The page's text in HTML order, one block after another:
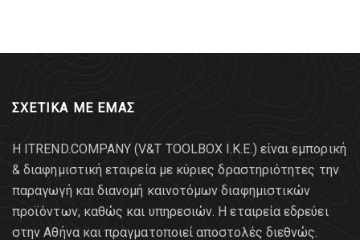
ΣΧΕΤΙΚΑ ΜΕ ΕΜΑΣ
Η ITREND.COMPANY (V&T TOOLBOX Ι.Κ.Ε.) είναι εμπορική
& διαφημιστική εταιρεία με κύριες δραστηριότητες την
παραγωγή και διανομή καινοτόμων διαφημιστικών
προϊόντων, καθώς και υπηρεσιών. Η εταιρεία εδρεύει
στην Αθήνα και πραγματοποιεί αποστολές διεθνώς.